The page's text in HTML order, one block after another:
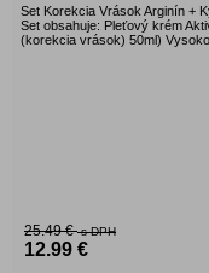
Set Korekcia Vrások Arginín +
Set obsahuje: Pleťový krém
(korekcia vrások) 50ml)
25.49 €s DPH
12.99 €